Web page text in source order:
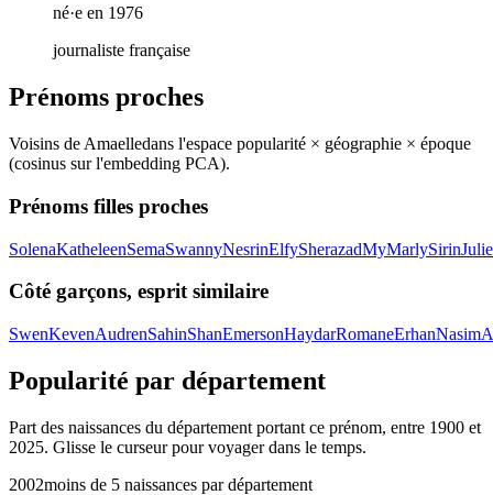
né·e en 1976
journaliste française
Prénoms proches
Voisins de Amaelledans l'espace popularité × géographie × époque
(cosinus sur l'embedding PCA).
Prénoms filles proches
SolenaKatheleenSemaSwannyNesrinElfySherazadMyMarlySirin
Côté garçons, esprit similaire
SwenKevenAudrenSahinShanEmersonHaydarRomaneErhanNasim
Popularité par département
Part des naissances du département portant ce prénom, entre 1900 et
2025. Glisse le curseur pour voyager dans le temps.
2002moins de 5 naissances par département